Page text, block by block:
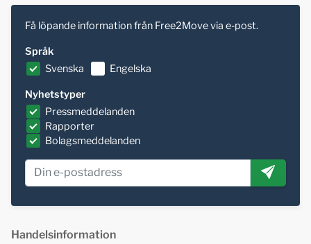
Få löpande information från Free2Move via e-post.
Språk
Svenska
Engelska
Nyhetstyper
Pressmeddelanden
Rapporter
Bolagsmeddelanden
Handelsinformation